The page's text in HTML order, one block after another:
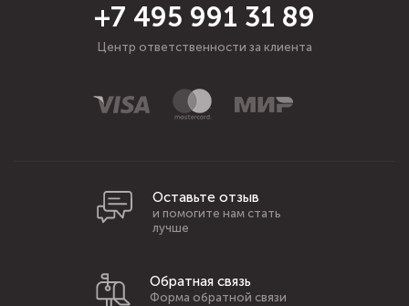
+7 495 991 31 89
Центр ответственности за клиента
Оставьте отзыв
и помогите нам стать
лучше
Обратная связь
Форма обратной связи